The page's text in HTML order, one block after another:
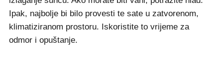
Ipak, najbolje bi bilo provesti te sate u zatvorenom,
klimatiziranom prostoru. Iskoristite to vrijeme za
odmor i opuštanje.